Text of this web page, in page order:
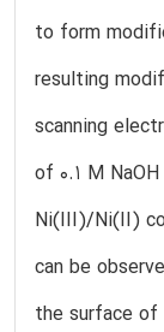
to form
resulting
scanning
of 0.1 M
Ni(III)/Ni(II)
can be
the surface